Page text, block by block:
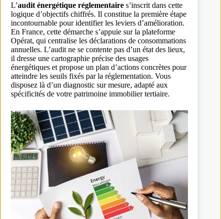
L’audit énergétique réglementaire s’inscrit dans cette
logique d’objectifs chiffrés. Il constitue la première étape
incontournable pour identifier les leviers d’amélioration.
En France, cette démarche s’appuie sur la plateforme
Opérat, qui centralise les déclarations de consommations
annuelles. L’audit ne se contente pas d’un état des lieux,
il dresse une cartographie précise des usages
énergétiques et propose un plan d’actions concrètes pour
atteindre les seuils fixés par la réglementation. Vous
disposez là d’un diagnostic sur mesure, adapté aux
spécificités de votre patrimoine immobilier tertiaire.